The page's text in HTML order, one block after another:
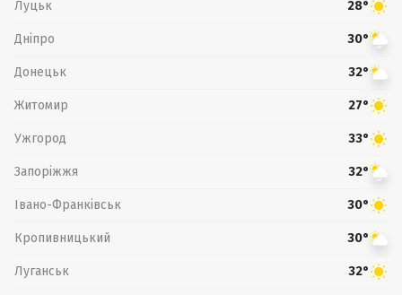
Луцьк 28°
Дніпро 30°
Донецьк 32°
Житомир 27°
Ужгород 33°
Запоріжжя 32°
Івано-Франківськ 30°
Кропивницький 30°
Луганськ 32°